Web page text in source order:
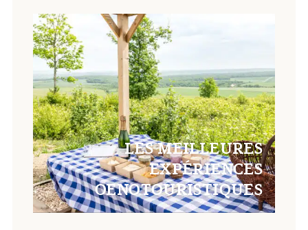
LES MEILLEURES
EXPÉRIENCES
OENOTOURISTIQUES